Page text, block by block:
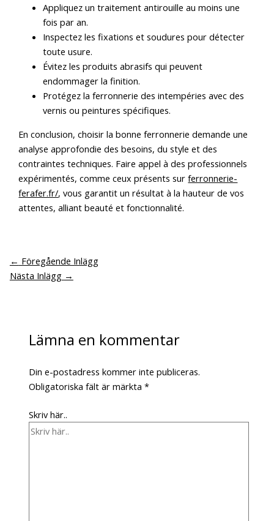
Appliquez un traitement antirouille au moins une
fois par an.
Inspectez les fixations et soudures pour détecter
toute usure.
Évitez les produits abrasifs qui peuvent
endommager la finition.
Protégez la ferronnerie des intempéries avec des
vernis ou peintures spécifiques.
En conclusion, choisir la bonne ferronnerie demande une
analyse approfondie des besoins, du style et des
contraintes techniques. Faire appel à des professionnels
expérimentés, comme ceux présents surferronnerie-
ferafer.fr/, vous garantit un résultat à la hauteur de vos
attentes, alliant beauté et fonctionnalité.
← Föregående Inlägg
Nästa Inlägg →
Lämna en kommentar
Din e-postadress kommer inte publiceras.
Obligatoriska fält är märkta*
Skriv här..